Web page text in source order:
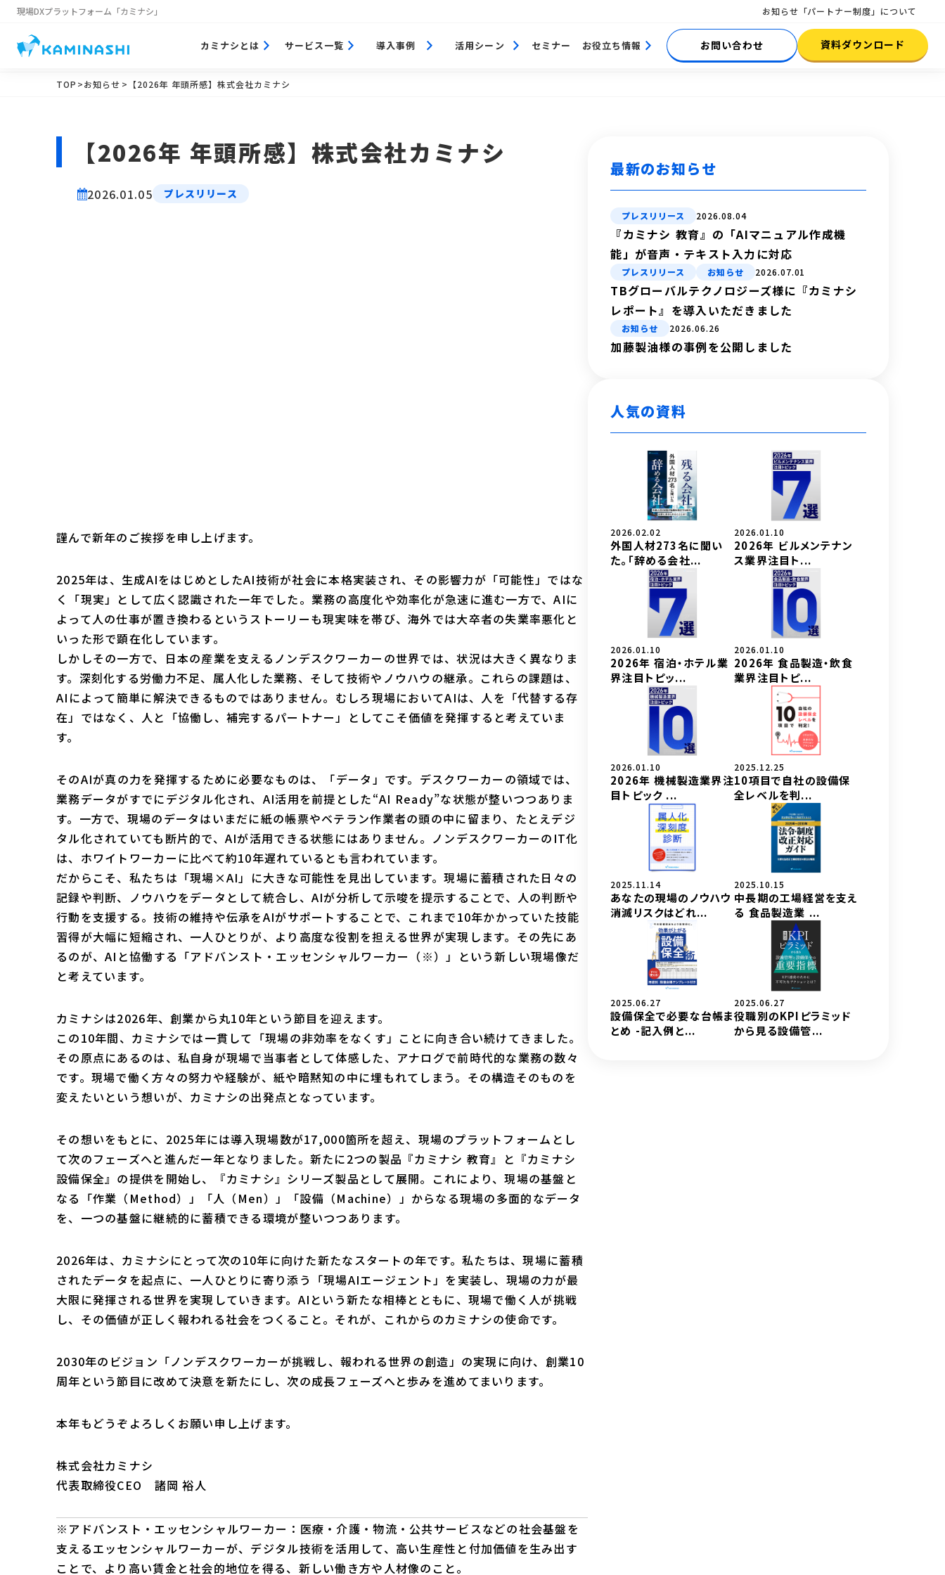
現場DXプラットフォーム 「カミナシ」 お知らせ 「パートナー制度」について
カミナシとは サービス一覧 導入事例 活用シーン セミナー お役立ち情報 お問い合わせ 資料ダウンロード
TOP >お知らせ >【2026年 年頭所感】株式会社カミナシ
【2026年 年頭所感】株式会社カミナシ
2026.01.05 プレスリリース
謹んで新年のご挨拶を申し上げます。
2025年は、生成AIをはじめとしたAI技術が社会に本格実装され、その影響力が「可能性」ではな
く「現実」として広く認識された一年でした。業務の高度化や効率化が急速に進む一方で、AIに
よって人の仕事が置き換わるというストーリーも現実味を帯び、海外では大卒者の失業率悪化と
いった形で顕在化しています。
しかしその一方で、日本の産業を支えるノンデスクワーカーの世界では、状況は大きく異なりま
す。深刻化する労働力不足、属人化した業務、そして技術やノウハウの継承。これらの課題は、
AIによって簡単に解決できるものではありません。むしろ現場においてAIは、人を「代替する存
在」ではなく、人と「協働し、補完するパートナー」としてこそ価値を発揮すると考えていま
す。
そのAIが真の力を発揮するために必要なものは、「データ」です。デスクワーカーの領域では、
業務データがすでにデジタル化され、AI活用を前提とした“AI Ready”な状態が整いつつありま
す。一方で、現場のデータはいまだに紙の帳票やベテラン作業者の頭の中に留まり、たとえデジ
タル化されていても断片的で、AIが活用できる状態にはありません。ノンデスクワーカーのIT化
は、ホワイトワーカーに比べて約10年遅れているとも言われています。
だからこそ、私たちは「現場×AI」に大きな可能性を見出しています。現場に蓄積された日々の
記録や判断、ノウハウをデータとして統合し、AIが分析して示唆を提示することで、人の判断や
行動を支援する。技術の維持や伝承をAIがサポートすることで、これまで10年かかっていた技能
習得が大幅に短縮され、一人ひとりが、より高度な役割を担える世界が実現します。その先にあ
るのが、AIと協働する「アドバンスト・エッセンシャルワーカー（※）」という新しい現場像だ
と考えています。
カミナシは2026年、創業から丸10年という節目を迎えます。
この10年間、カミナシでは一貫して「現場の非効率をなくす」ことに向き合い続けてきました。
その原点にあるのは、私自身が現場で当事者として体感した、アナログで前時代的な業務の数々
です。現場で働く方々の努力や経験が、紙や暗黙知の中に埋もれてしまう。その構造そのものを
変えたいという想いが、カミナシの出発点となっています。
その想いをもとに、2025年には導入現場数が17,000箇所を超え、現場のプラットフォームとし
て次のフェーズへと進んだ一年となりました。新たに2つの製品『カミナシ 教育』と『カミナシ
設備保全』の提供を開始し、『カミナシ』シリーズ製品として展開。これにより、現場の基盤と
なる「作業（Method）」「人（Men）」「設備（Machine）」からなる現場の多面的なデータ
を、一つの基盤に継続的に蓄積できる環境が整いつつあります。
2026年は、カミナシにとって次の10年に向けた新たなスタートの年です。私たちは、現場に蓄積
されたデータを起点に、一人ひとりに寄り添う「現場AIエージェント」を実装し、現場の力が最
大限に発揮される世界を実現していきます。AIという新たな相棒とともに、現場で働く人が挑戦
し、その価値が正しく報われる社会をつくること。それが、これからのカミナシの使命です。
2030年のビジョン「ノンデスクワーカーが挑戦し、報われる世界の創造」の実現に向け、創業10
周年という節目に改めて決意を新たにし、次の成長フェーズへと歩みを進めてまいります。
本年もどうぞよろしくお願い申し上げます。
株式会社カミナシ
代表取締役CEO 諸岡 裕人
※アドバンスト・エッセンシャルワーカー：医療・介護・物流・公共サービスなどの社会基盤を
支えるエッセンシャルワーカーが、デジタル技術を活用して、高い生産性と付加価値を生み出す
ことで、より高い賃金と社会的地位を得る、新しい働き方や人材像のこと。
最新のお知らせ
プレスリリース 2026.08.04
『カミナシ 教育』の「AIマニュアル作成機
能」が音声・テキスト入力に対応
プレスリリース お知らせ 2026.07.01
TBグローバルテクノロジーズ様に『カミナシ
レポート』を導入いただきました
お知らせ 2026.06.26
加藤製油様の事例を公開しました
人気の資料
2026.02.02
外国人材273名に聞い
た。「辞める会社...
2026.01.10
2026年 ビルメンテナン
ス業界注目ト...
2026.01.10
2026年 宿泊・ホテル業
界注目トピッ...
2026.01.10
2026年 食品製造・飲食
業界注目トピ...
2026.01.10
2026年 機械製造業界注
目トピック ...
2025.12.25
10項目で自社の設備保
全レベルを判...
2025.11.14
あなたの現場のノウハウ
消滅リスクはどれ...
2025.10.15
中長期の工場経営を支え
る 食品製造業 ...
2025.06.27
設備保全で必要な台帳ま
とめ -記入例と...
2025.06.27
役職別のKPIピラミッド
から見る設備管...